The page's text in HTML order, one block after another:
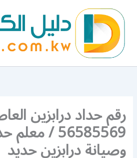
المحتوى
رقم حداد درابزين
56585569 /
وصيانة درابزين حديد